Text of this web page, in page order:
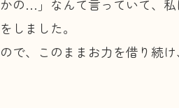
の…」なんて言っていて、
しました。
で、このままお力を借り続